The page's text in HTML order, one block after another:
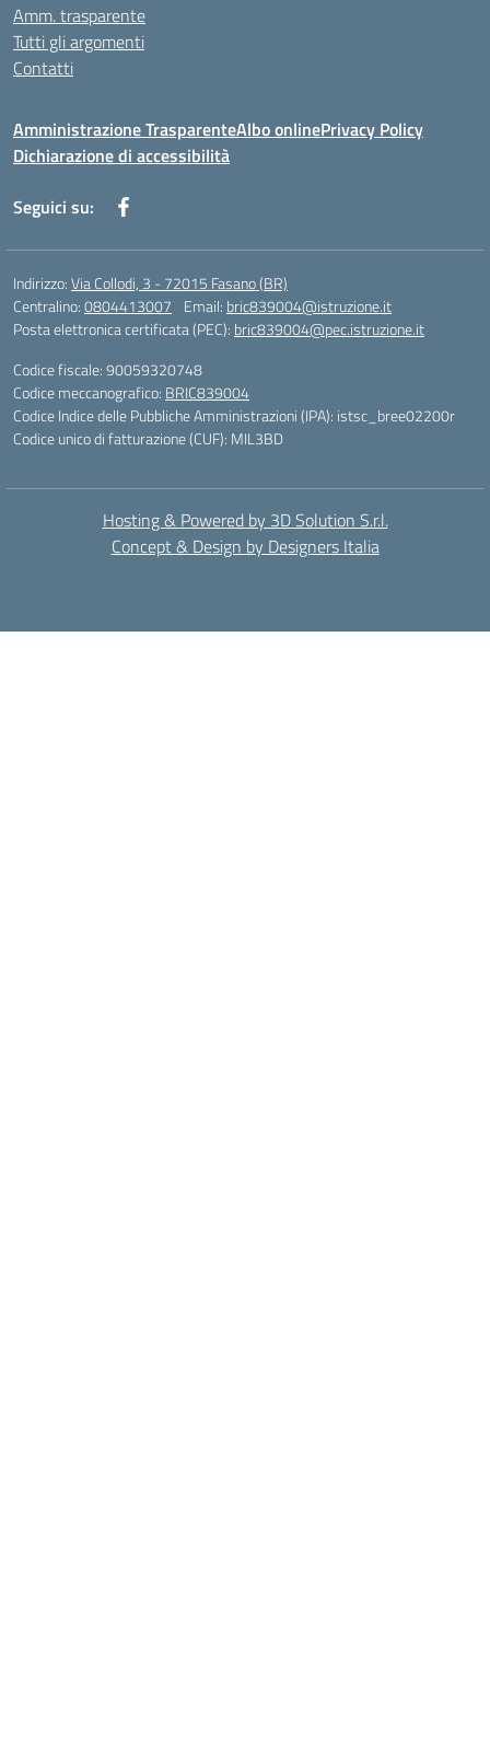
Amm. trasparente
Tutti gli argomenti
Contatti
Amministrazione TrasparenteAlbo onlinePrivacy Policy
Dichiarazione di accessibilità
Seguici su:
Indirizzo:Via Collodi, 3 - 72015 Fasano (BR)
Centralino:0804413007 Email: bric839004@istruzione.it
Posta elettronica certificata (PEC): bric839004@pec.istruzione.it
Codice fiscale: 90059320748
Codice meccanografico: BRIC839004
Codice Indice delle Pubbliche Amministrazioni (IPA): istsc_bree02200r
Codice unico di fatturazione (CUF): MIL3BD
Hosting & Powered by 3D Solution S.r.l.
Concept & Design by Designers Italia